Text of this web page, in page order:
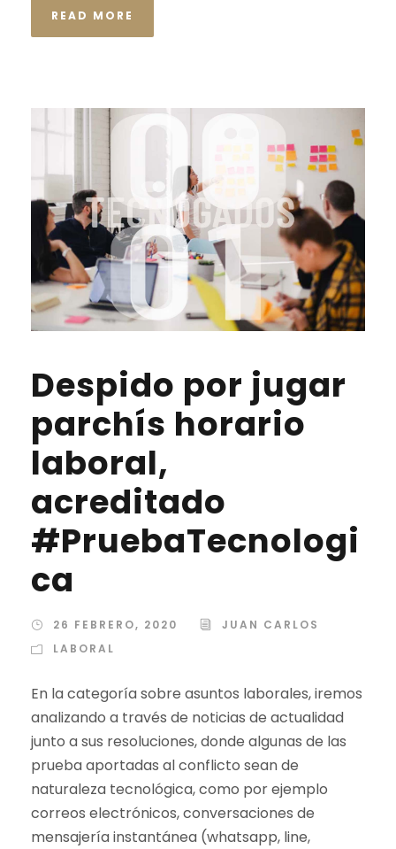
READ MORE
Despido por jugar
parchís horario
laboral,
acreditado
#PruebaTecnologi
ca
26 FEBRERO, 2020
JUAN CARLOS
LABORAL
En la categoría sobre asuntos laborales, iremos
analizando a través de noticias de actualidad
junto a sus resoluciones, donde algunas de las
prueba aportadas al conflicto sean de
naturaleza tecnológica, como por ejemplo
correos electrónicos, conversaciones de
mensajería instantánea (whatsapp, line,